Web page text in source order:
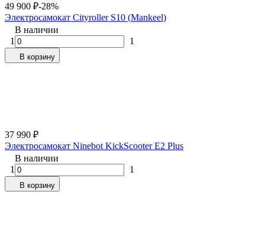
49 900 ₽-28%
Электросамокат Cityroller S10 (Mankeel)
В наличии
1
1
В корзину
37 990 ₽
Электросамокат Ninebot KickScooter E2 Plus
В наличии
1
1
В корзину